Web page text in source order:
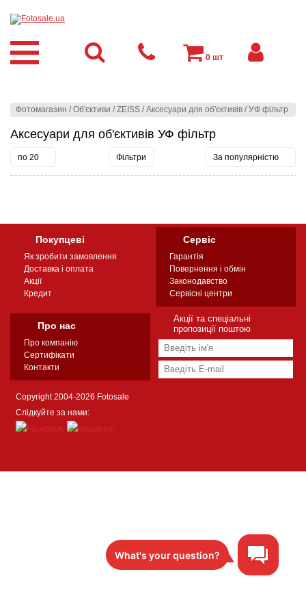
Фотомагазин /Об'єктиви /ZEISS /Аксесуари для об'єктивів /УФ фільтр
Аксесуари для об'єктивів УФ фільтр
по 20 Фільтри За популярністю
0 шт
Покупцеві
Як зробити замовлення
Доставка і оплата
Акції
Кредит
Сервіс
Гарантія
Повернення і обмін
Законодавство
Сервісні центри
Про нас
Про компанію
Сертифікати
Контакти
Акції та спеціальні
пропозиції поштою
Copyright 2004-2026 Fotosale
Слідкуйте за нами: